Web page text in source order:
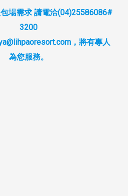
場需求 請電洽(04)25586086#
3200
，將有專人
為您服務。